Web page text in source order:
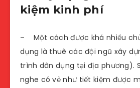
kiệm kinh phí
– Một cách được khá nhiều
dụng là thuê các đội ngũ xây
trình dân dụng tại địa phương).
nghe có vẻ như tiết kiệm được